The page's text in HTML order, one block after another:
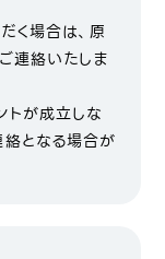
く場合は、原
連絡いたしま
トが成立しな
となる場合が